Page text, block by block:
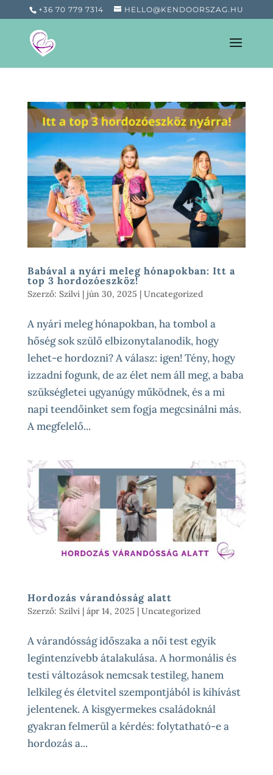
+36 70 779 7314 HELLO@KENDOORSZAG.HU
Babával a nyári meleg hónapokban: Itt a
top 3 hordozóeszköz!
Szerző: Szilvi| jún 30, 2025 | Uncategorized
A nyári meleg hónapokban, ha tombol a
hőség sok szülő elbizonytalanodik, hogy
lehet-e hordozni? A válasz: igen! Tény, hogy
izzadni fogunk, de az élet nem áll meg, a baba
szükségletei ugyanúgy működnek, és a mi
napi teendőinket sem fogja megcsinálni más.
A megfelelő...
Hordozás várandósság alatt
Szerző: Szilvi| ápr 14, 2025 | Uncategorized
A várandósság időszaka a női test egyik
legintenzívebb átalakulása. A hormonális és
testi változások nemcsak testileg, hanem
lelkileg és életvitel szempontjából is kihívást
jelentenek. A kisgyermekes családoknál
gyakran felmerül a kérdés: folytatható-e a
hordozás a...